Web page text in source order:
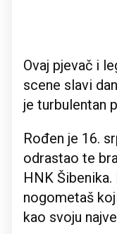
Ovaj pjevač i
scene slavi
je turbulentan
Rođen je 16.
odrastao te
HNK
nogometaš
kao svoju